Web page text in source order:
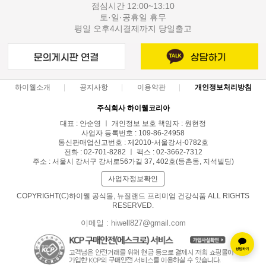
점심시간 12:00~13:10
토·일·공휴일 휴무
평일 오후4시결제까지 당일출고
하이웰소개 공지사항 이용약관 개인정보처리방침
주식회사 하이웰코리아
대표 : 안순영 ㅣ 개인정보 보호 책임자 : 원현정
사업자 등록번호 : 109-86-24958
통신판매업신고번호 : 제2010-서울강서-0782호
전화 : 02-701-8282 ㅣ 팩스 : 02-3662-7312
주소 : 서울시 강서구 강서로56가길 37, 402호(등촌동, 지석빌딩)
사업자정보확인
COPYRIGHT(C)하이웰 공식몰, 뉴질랜드 프리미엄 건강식품 ALL RIGHTS
RESERVED.
이메일 : hiwell827@gmail.com